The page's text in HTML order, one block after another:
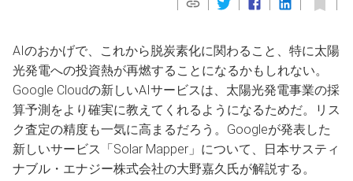
AIのおかげで、これから脱炭素化に関わること、特に太陽
光発電への投資熱が再燃することになるかもしれない。
Google Cloudの新しいAIサービスは、太陽光発電事業の採
算予測をより確実に教えてくれるようになるためだ。リス
ク査定の精度も一気に高まるだろう。Googleが発表した
新しいサービス「Solar Mapper」について、日本サスティ
ナブル・エナジー株式会社の大野嘉久氏が解説する。